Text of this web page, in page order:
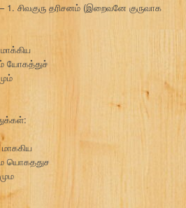
1. சிவகுரு தரிசனம் (இறைவனே குருவாக
யோகத்துச்
யொகததுச